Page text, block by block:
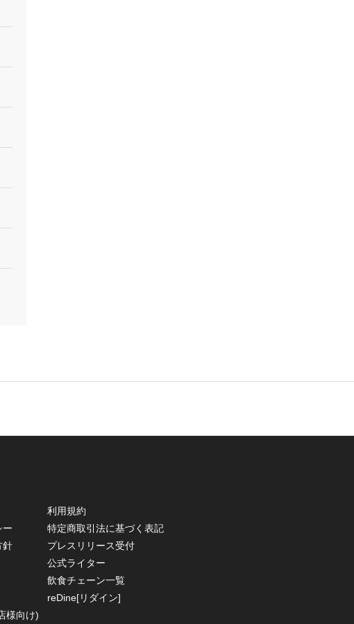
利用規約
ー
特定商取引法に基づく表記
針
プレスリリース受付
公式ライター
飲食チェーン一覧
reDine[リダイン]
様向け)